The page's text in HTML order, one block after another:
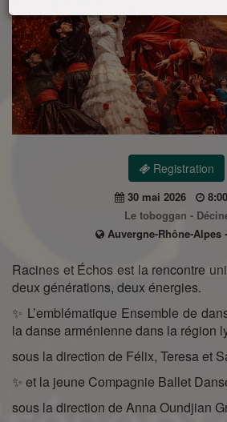
Registration
30 mai 2026
Le toboggan -
Auvergne-Rhône-Alpes
Racines et Échos est la rencontre
deux générations, deux énergies.
✨ L’emblématique Ensemble de
la danse arménienne dans la région
sous la direction de Félix, Teresa et
✨ et la jeune Compagnie Ballet
sous la direction de Anna Oundjian